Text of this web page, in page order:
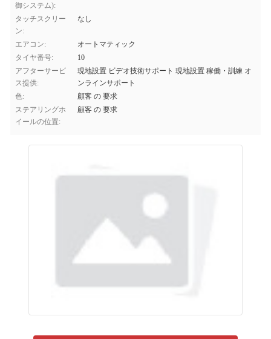
御システム):
タッチスクリー
ン:
なし
エアコン:
オートマティック
タイヤ番号:
10
アフターサービ
ス提供:
現地設置 ビデオ技術サポート 現地設置 稼働・訓練 オ
ンラインサポート
色:
顧客 の 要求
ステアリングホ
イールの位置:
顧客 の 要求